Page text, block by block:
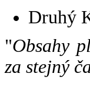
Druhý
"Obsahy
za stejný